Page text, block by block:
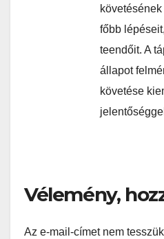
főbb
teendőit. A
állapot
követése
Vélemény,
Az e-mail-címet nem